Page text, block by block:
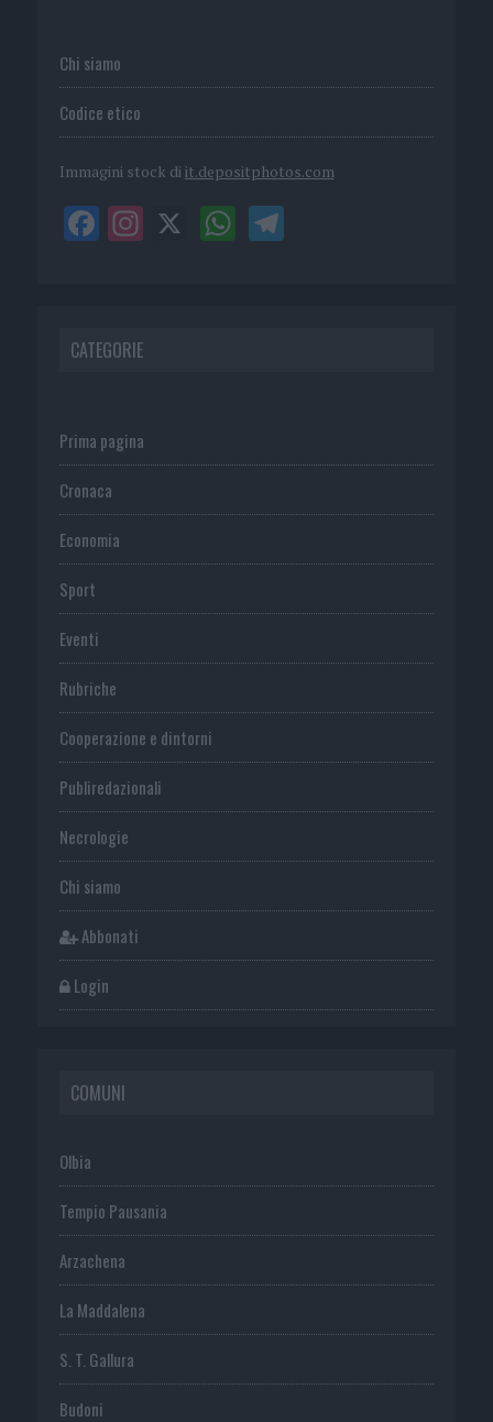
Chi siamo
Codice etico
Immagini stock di it.depositphotos.com
CATEGORIE
Prima pagina
Cronaca
Economia
Sport
Eventi
Rubriche
Cooperazione e dintorni
Publiredazionali
Necrologie
Chi siamo
Abbonati
Login
COMUNI
Olbia
Tempio Pausania
Arzachena
La Maddalena
S. T. Gallura
Budoni